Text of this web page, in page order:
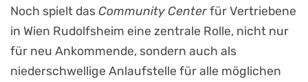
Noch spielt das Community Centerfür Vertriebene
in Wien Rudolfsheim eine zentrale Rolle, nicht nur
für neu Ankommende, sondern auch als
niederschwellige Anlaufstelle für alle möglichen